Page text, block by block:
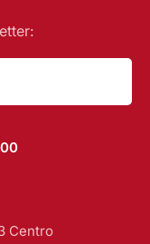
Centro